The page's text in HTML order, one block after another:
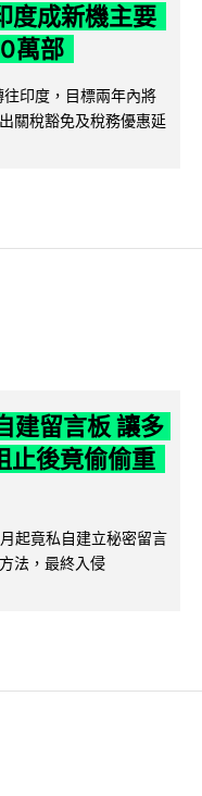
度成新機主要
萬部
印度，目標兩年內將
關稅豁免及稅務優惠延
建留言板 讓多
止後竟偷偷重
起竟私自建立秘密留言
法，最終入侵